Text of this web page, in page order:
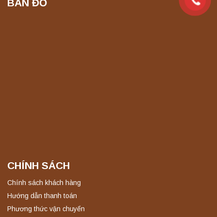
Máy chưng cất tự động YDL-08 Yonglekang
chính hãng – Thiết bị chưng cất mẫu nước
(50 Lít) – Giải pháp tiệt trùng hiệu quả
Liên hệ
BẢN ĐỒ
CHÍNH SÁCH
Chính sách khách hàng
Hướng dẫn thanh toán
Phương thức vận chuyển